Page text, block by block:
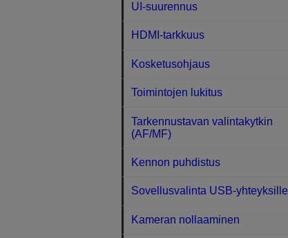
UI-suurennus
HDMI-tarkkuus
Kosketusohjaus
Toimintojen lukitus
Tarkennustavan valintakytkin
(AF/MF)
Kennon puhdistus
Sovellusvalinta USB-yhteyksille
Kameran nollaaminen